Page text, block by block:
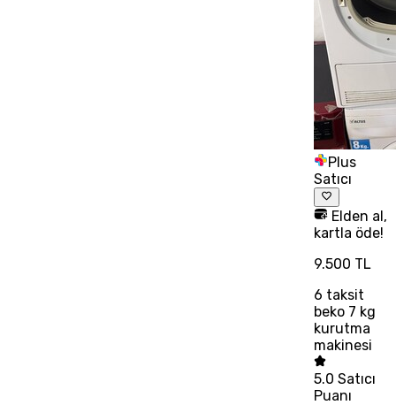
Plus
Satıcı
Elden al,
kartla öde!
9.500 TL
6 taksit
beko 7 kg
kurutma
makinesi
5.0 Satıcı
Puanı